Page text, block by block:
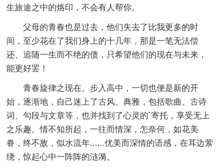
生旅途之中的烙印，不会有人帮你。
父母的青春也是过去，他们失去了比我更多的时
间，至少花在了我们身上的十几年，那是一笔无法偿
还、追随一生而不绝的债，只希望他们的现在与未来，
能更好罢！
青春旋律之现在。步入高中，一切也便是新的开
始，逐渐地，自己迷上了古风、典雅，包括歌曲、古诗
词、句段与文章等，也并找到了心灵的`寄托，享受无上
之乐趣。情不知所起，一往而情深，怎奈何，如花美
眷，终不敌，似水流年......优美而深情的语感，在耳边萦
绕，惊起心中一阵阵的涟漪。